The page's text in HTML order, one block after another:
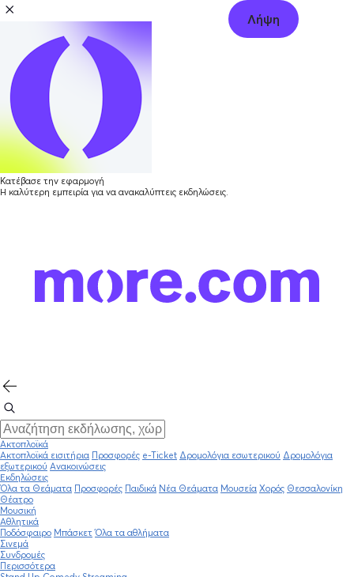
Κατέβασε την εφαρμογή
Η καλύτερη εμπειρία για να ανακαλύπτεις εκδηλώσεις.
Λήψη
Ακτοπλοϊκά
Ακτοπλοϊκά εισιτήρια Προσφορές e-Ticket Δρομολόγια εσωτερικού Δρομολόγια
εξωτερικού Ανακοινώσεις
Εκδηλώσεις
Όλα τα Θεάματα Προσφορές Παιδικά Νέα Θεάματα Μουσεία Χορός Θεσσαλονίκη
Θέατρο
Μουσική
Αθλητικά
Ποδόσφαιρο Μπάσκετ Όλα τα αθλήματα
Σινεμά
Συνδρομές
Περισσότερα